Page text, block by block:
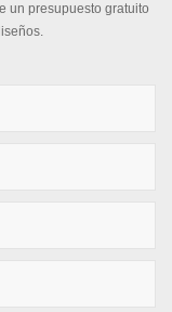
un presupuesto gratuito